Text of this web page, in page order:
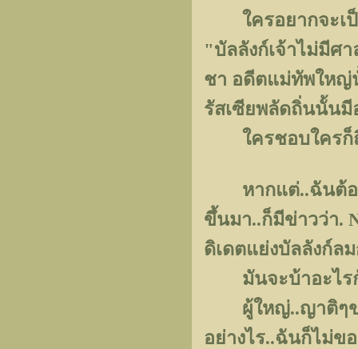
ใครอยากจะเป็น
"บัลลังก์เจ้าไม่มีศ
ชา อดีตแม่ทัพใหญ่
รัสเซียพลัดถิ่นนั้นมี
ใครชอบใครก็ถื
หากแต่..ฉันต้อง
ขึ้นมา..ก็มีข่าวว่า.
ดิเดตแย่งบัลลังก์ล
มันจะบ้าอะไร
ผู้ใหญ่..ญาติๆขอ
อย่างไร..ฉันก็ไม่ข